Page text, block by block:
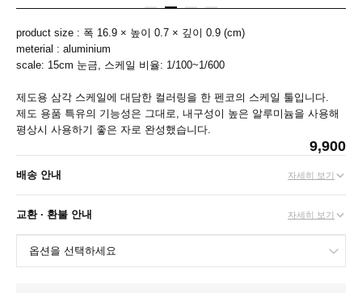
product size : 폭 16.9 × 높이 0.7 × 깊이 0.9 (cm)
meterial : aluminium
scale: 15cm 눈금, 스케일 비율: 1/100~1/600
제도용 삼각 스케일에 대담한 컬러링을 한 펜코의 스케일 툴입니다.
제도 용품 특유의 기능성은 그대로, 내구성이 높은 알루미늄을 사용해
평상시 사용하기 좋은 자로 완성했습니다.
9,900
배송 안내 자세히 보기
교환 · 환불 안내 자세히 보기